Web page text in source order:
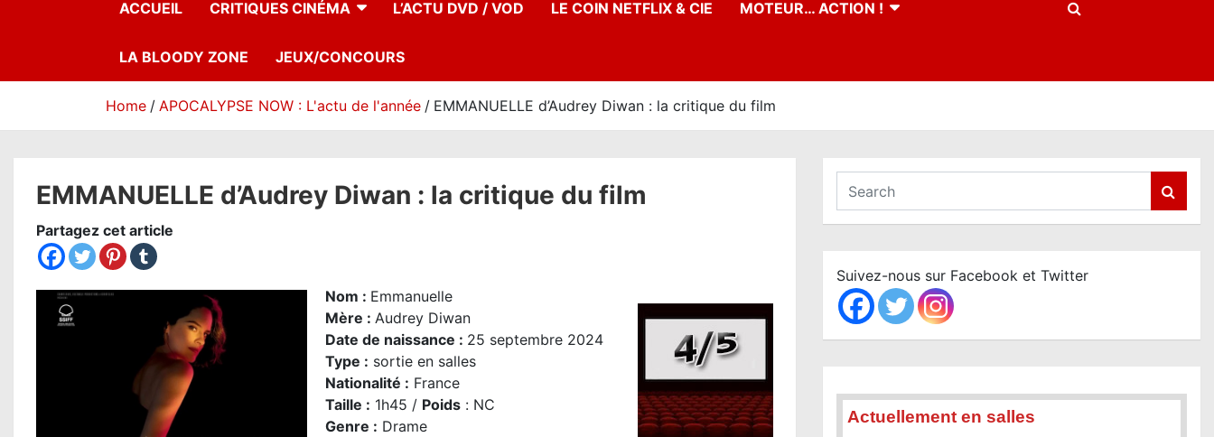
ACCUEIL CRITIQUES CINÉMA L’ACTU DVD / VOD LE COIN NETFLIX & CIE MOTEUR… ACTION !
LA BLOODY ZONE JEUX/CONCOURS
Home APOCALYPSE NOW : L'actu de l'année EMMANUELLE d’Audrey Diwan : la critique du film
EMMANUELLE d’Audrey Diwan : la critique du film
Partagez cet article
Nom : Emmanuelle
Mère : Audrey Diwan
Date de naissance : 25 septembre 2024
Type : sortie en salles
Nationalité : France
Taille : 1h45 / Poids : NC
Genre : Drame
a
c
h
Suivez-nous sur Facebook et Twitter
Actuellement en salles